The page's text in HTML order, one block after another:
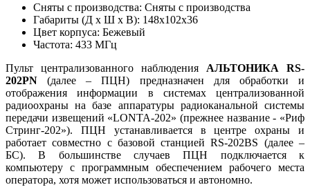
Сняты с производства: Сняты с производства
Габариты (Д х Ш х В): 148x102x36
Цвет корпуса: Бежевый
Частота: 433 МГц
Пульт централизованного наблюдения АЛЬТОНИКА RS-
202PN (далее – ПЦН) предназначен для обработки и
отображения информации в системах централизованной
радиоохраны на базе аппаратуры радиоканальной системы
передачи извещений «LONTA-202» (прежнее название - «Риф
Стринг-202»). ПЦН устанавливается в центре охраны и
работает совместно с базовой станцией RS-202BS (далее –
БС). В большинстве случаев ПЦН подключается к
компьютеру с программным обеспечением рабочего места
оператора, хотя может использоваться и автономно.